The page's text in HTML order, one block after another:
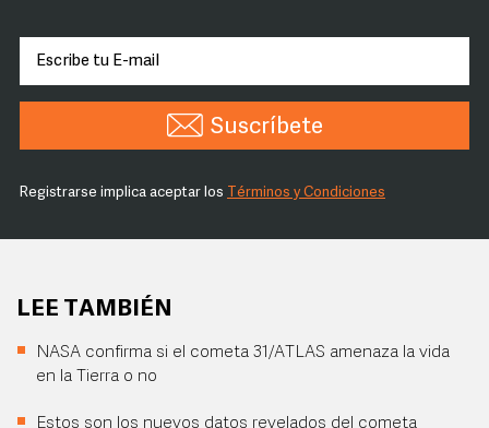
Suscríbete
Registrarse implica aceptar los Términos y Condiciones
LEE TAMBIÉN
NASA confirma si el cometa 31/ATLAS amenaza la vida
en la Tierra o no
Estos son los nuevos datos revelados del cometa